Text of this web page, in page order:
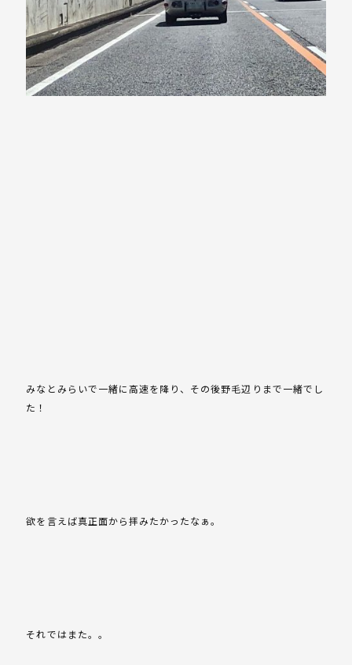
みなとみらいで一緒に高速を降り、その後野毛辺りまで一緒でし
た！
欲を言えば真正面から拝みたかったなぁ。
それではまた。。